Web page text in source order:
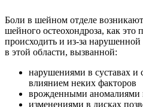
Боли в шейном отделе
шейного остеохондроза, как это
происходить и из-за
в этой области, вызванной:
нарушениями в суставах и
влиянием неких факторов
врожденными аномалиями
изменениями в дисках